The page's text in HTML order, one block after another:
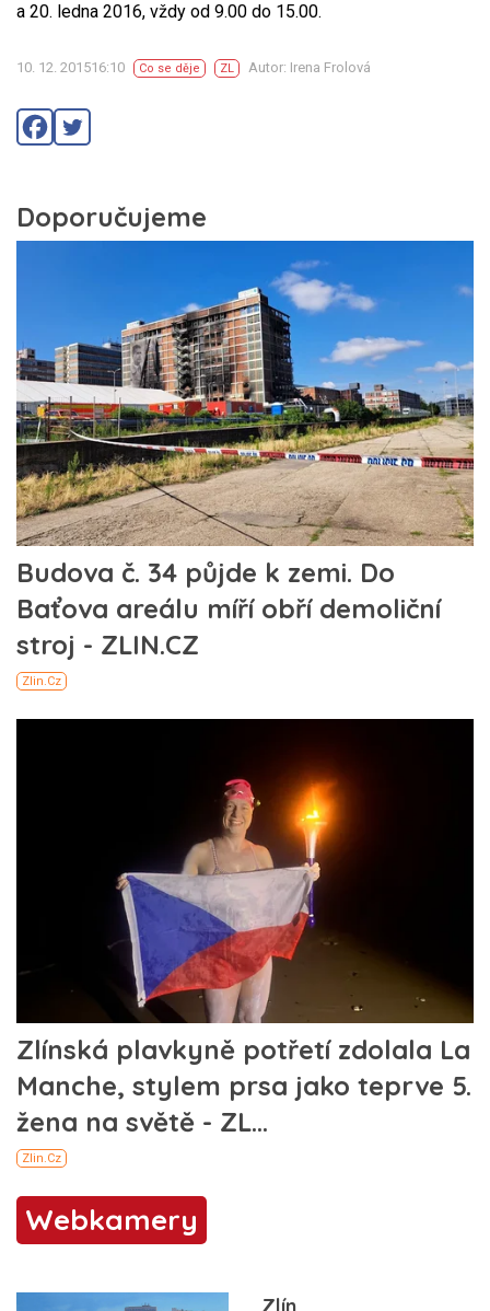
a 20. ledna 2016, vždy od 9.00 do 15.00.
10. 12. 201516:10 Co se děje ZL Autor: Irena Frolová
Webkamery